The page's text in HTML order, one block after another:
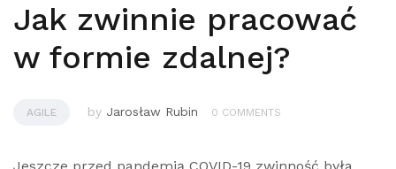
Jak zwinnie pracować
w formie zdalnej?
AGILE by Jarosław Rubin 0 COMMENTS